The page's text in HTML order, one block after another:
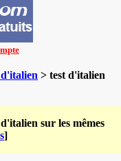
> test d'italien
sur les mêmes
]